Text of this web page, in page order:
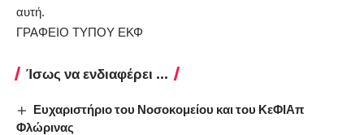
αυτή.
ΓΡΑΦΕΙΟ ΤΥΠΟΥ ΕΚΦ
Ίσως να ενδιαφέρει ...
Ευχαριστήριο του Νοσοκομείου και του ΚεΦΙΑπ
Φλώρινας